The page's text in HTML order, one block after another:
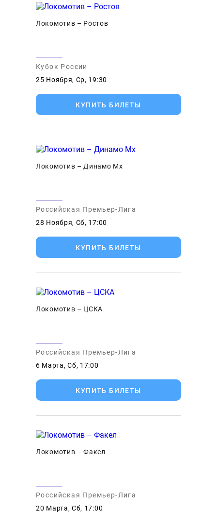
Локомотив – Ростов
Кубок России
25 Ноября, Ср, 19:30
КУПИТЬ БИЛЕТЫ
Локомотив – Динамо Мх
Российская Премьер-Лига
28 Ноября, Сб, 17:00
КУПИТЬ БИЛЕТЫ
Локомотив – ЦСКА
Российская Премьер-Лига
6 Марта, Сб, 17:00
КУПИТЬ БИЛЕТЫ
Локомотив – Факел
Российская Премьер-Лига
20 Марта, Сб, 17:00